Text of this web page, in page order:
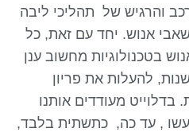
והרגיש של תהליכי ליבה
אנוש. יחד עם זאת, כל
בטכנולוגיות מחשוב ענן
להעלות את פריון
בדלוייט מעודדים אותנו
, עד כה, כתשתית בלבד,